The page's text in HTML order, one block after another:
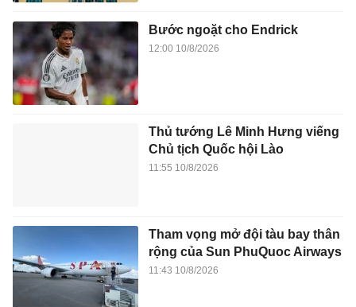
Bước ngoặt cho Endrick
12:00 10/8/2026
Thủ tướng Lê Minh Hưng viếng
Chủ tịch Quốc hội Lào
11:55 10/8/2026
Tham vọng mở đội tàu bay thân
rộng của Sun PhuQuoc Airways
11:43 10/8/2026